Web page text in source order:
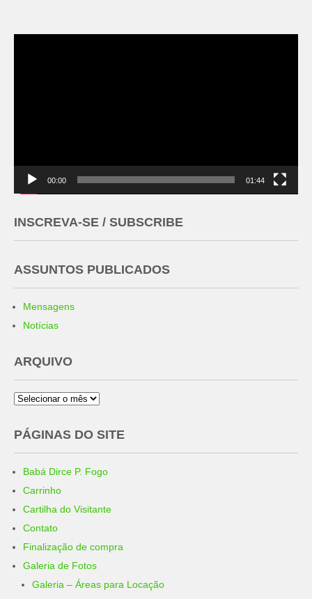
00:00 01:44
INSCREVA-SE / SUBSCRIBE
ASSUNTOS PUBLICADOS
Mensagens
Notícias
ARQUIVO
Arquivo
PÁGINAS DO SITE
Babá Dirce P. Fogo
Carrinho
Cartilha do Visitante
Contato
Finalização de compra
Galeria de Fotos
Galeria – Áreas para Locação